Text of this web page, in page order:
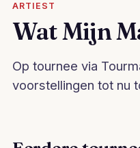
ARTIEST
Wat Mijn
Op tournee via
voorstellingen tot nu